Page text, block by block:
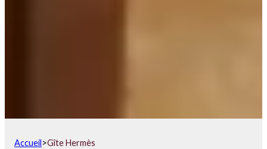
Accueil>Gîte Hermès